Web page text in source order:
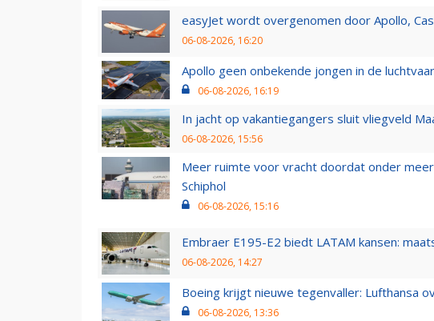
easyJet wordt overgenomen door Apollo,
06-08-2026, 16:20
Apollo geen onbekende jongen in de
06-08-2026, 16:19
In jacht op vakantiegangers sluit vliegveld
06-08-2026, 15:56
Meer ruimte voor vracht doordat onder
Schiphol
06-08-2026, 15:16
Embraer E195-E2 biedt LATAM kansen:
06-08-2026, 14:27
Boeing krijgt nieuwe tegenvaller: Lufthansa
06-08-2026, 13:36